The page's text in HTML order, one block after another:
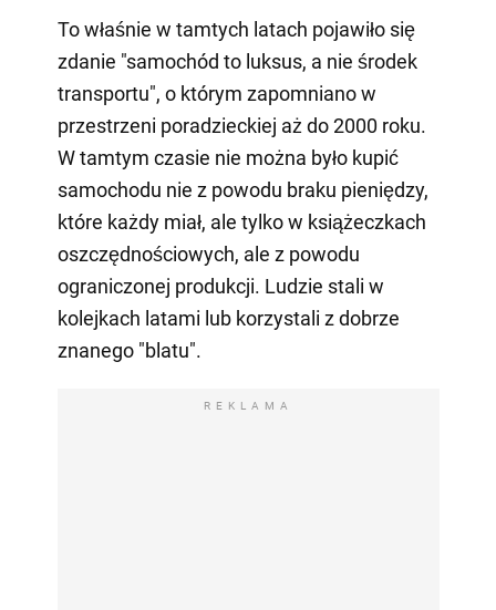
To właśnie w tamtych latach pojawiło się
zdanie "samochód to luksus, a nie środek
transportu", o którym zapomniano w
przestrzeni poradzieckiej aż do 2000 roku.
W tamtym czasie nie można było kupić
samochodu nie z powodu braku pieniędzy,
które każdy miał, ale tylko w książeczkach
oszczędnościowych, ale z powodu
ograniczonej produkcji. Ludzie stali w
kolejkach latami lub korzystali z dobrze
znanego "blatu".
REKLAMA